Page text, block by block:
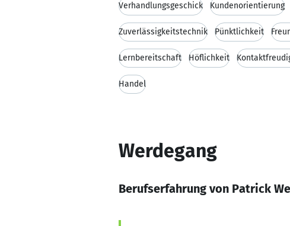
Verhandlungsgeschick Kundenorientierung
Zuverlässigkeitstechnik Pünktlichkeit
Lernbereitschaft Höflichkeit
Handel
Werdegang
Berufserfahrung von Patrick